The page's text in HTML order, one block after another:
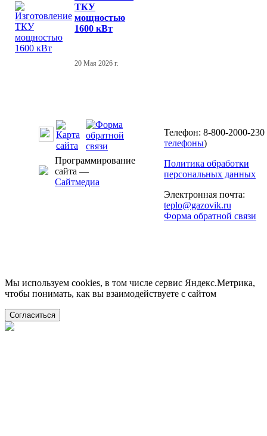
ТКУ
мощностью
1600 кВт
20 Мая 2026 г.
Программирование
сайта —
Сайтмедиа
Телефон: 8-800-2000-230
телефоны)
Политика обработки
персональных данных
Электронная почта:
teplo@gazovik.ru
Форма обратной связи
Мы используем cookies, в том числе сервис Яндекс.Метрика,
чтобы понимать, как вы взаимодействуете с сайтом
Согласиться